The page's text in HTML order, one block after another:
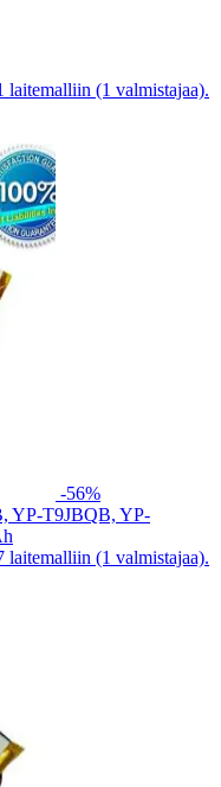
laitemalliin (1 valmistajaa).
-56%
YP-T9JBQB, YP-
laitemalliin (1 valmistajaa).